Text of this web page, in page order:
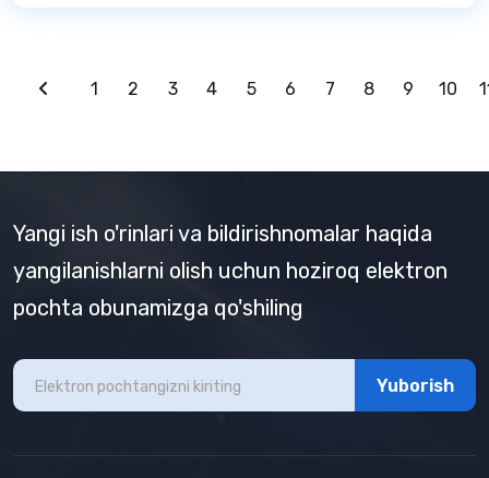
1 2 3 4 5 6 7 8 9 10
Yangi ish o'rinlari va bildirishnomalar haqida
yangilanishlarni olish uchun hoziroq elektron
pochta obunamizga qo'shiling
Yuborish